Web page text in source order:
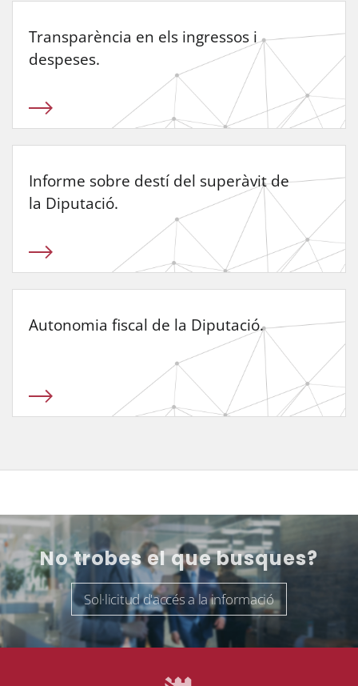
Transparència en els ingressos i
despeses.
Informe sobre destí del superàvit de
la Diputació.
Autonomia fiscal de la Diputació.
No trobes el que busques?
Sol·licitud d'accés a la informació